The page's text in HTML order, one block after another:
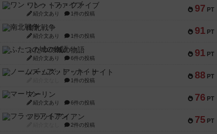
97 PT
ワン・トゥ・ファイブ
紹介文あり 1件の投稿
91 PT
南北戦争
紹介文あり 1件の投稿
91 PT
ふたつの城の物語
紹介文あり 6件の投稿
88 PT
ノームズ・アット・ナイト
1件の投稿
76 PT
マーリン
紹介文あり 6件の投稿
75 PT
フラットアイアン
2件の投稿